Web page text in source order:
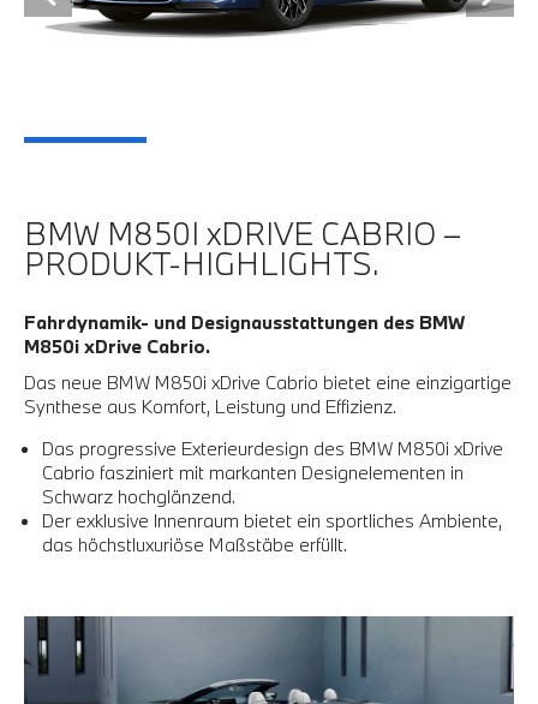
BMW M850I xDRIVE CABRIO –
PRODUKT-HIGHLIGHTS.
Fahrdynamik- und Designausstattungen des BMW
M850i xDrive Cabrio.
Das neue BMW M850i xDrive Cabrio bietet eine einzigartige
Synthese aus Komfort, Leistung und Effizienz.
Das progressive Exterieurdesign des BMW M850i xDrive
Cabrio fasziniert mit markanten Designelementen in
Schwarz hochglänzend.
Der exklusive Innenraum bietet ein sportliches Ambiente,
das höchstluxuriöse Maßstäbe erfüllt.